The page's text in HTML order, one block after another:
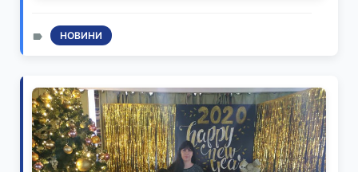
НОВИНИ